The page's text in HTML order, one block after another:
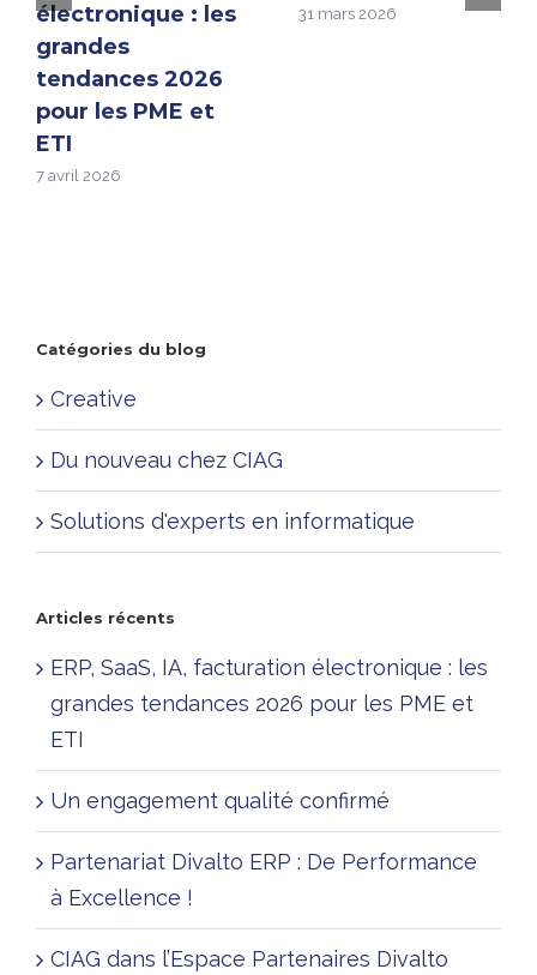
électronique : les
grandes
tendances 2026
pour les PME et
ETI
7 avril 2026
31 mars 2026
Catégories du blog
Creative
Du nouveau chez CIAG
Solutions d'experts en informatique
Articles récents
ERP, SaaS, IA, facturation électronique : les
grandes tendances 2026 pour les PME et
ETI
Un engagement qualité confirmé
Partenariat Divalto ERP : De Performance
à Excellence !
CIAG dans l’Espace Partenaires Divalto